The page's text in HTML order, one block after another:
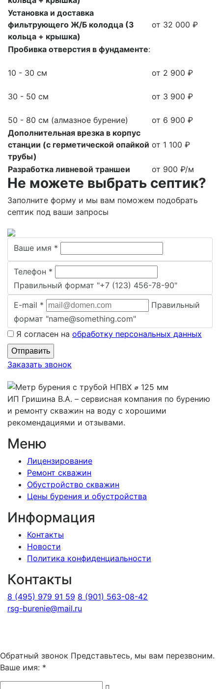
Установка и доставка
фильтрующего Ж/Б колодца (3
кольца + крышка)
от 32 000 ₽
Пробивка отверстия в фундаменте:
10 - 30 см
30 - 50 см
50 - 80 см (алмазное бурение)
от 2 900 ₽
от 3 900 ₽
от 6 900 ₽
Дополнительная врезка в корпус
станции (с герметической опайкой
трубы)
от 1 100 ₽
Разработка ливневой траншеи от 900 ₽/м
Не можете выбрать септик?
Заполните форму и мы вам поможем подобрать
септик под ваши запросы
Ваше имя *
Телефон *
Правильный формат "+7 (123) 456-78-90"
E-mail *
Правильный
формат "name@something.com"
Я согласен на обработку персональных данных
Заказать звонок
ИП Гришина В.А. – сервисная компания по бурению
и ремонту скважин на воду с хорошими
рекомендациями и отзывами.
Меню
Лицензирование
Ремонт скважин
Обустройство скважин
Цены бурения и обустройства
Информация
Контакты
Новости
Политика конфиденциальности
Контакты
8 (495) 979 91 59 8 (901) 563-08-42
rsg-burenie@mail.ru
Обратный звонок Представьтесь, мы вам перезвоним.
Ваше имя: *